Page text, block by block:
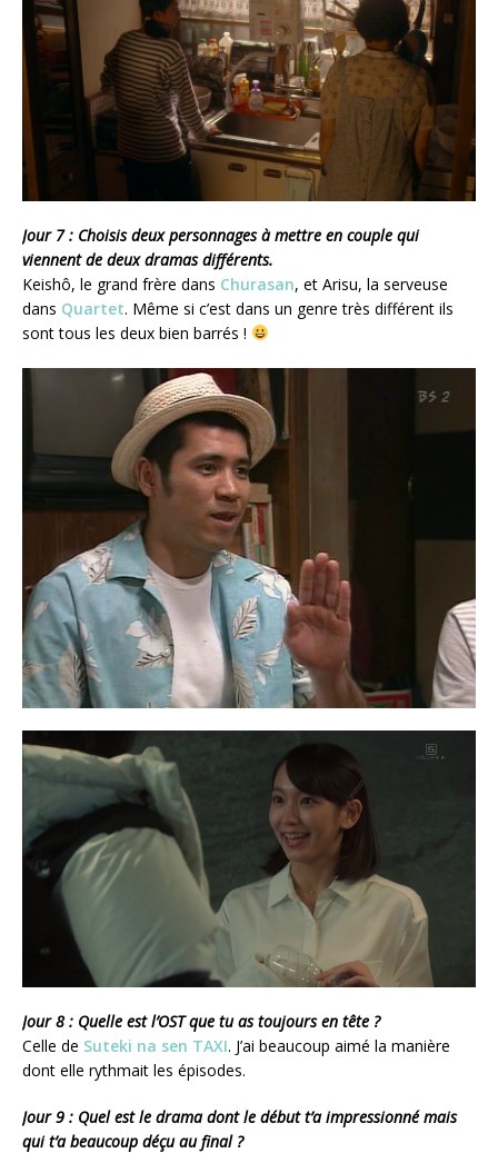
Jour 7 : Choisis deux personnages à mettre en couple qui
viennent de deux dramas différents.
Keishô, le grand frère dans Churasan, et Arisu, la serveuse
dans Quartet. Même si c’est dans un genre très différent ils
sont tous les deux bien barrés !
Jour 8 : Quelle est l’OST que tu as toujours en tête ?
Celle de Suteki na sen TAXI. J’ai beaucoup aimé la manière
dont elle rythmait les épisodes.
Jour 9 : Quel est le drama dont le début t’a impressionné mais
qui t’a beaucoup déçu au final ?